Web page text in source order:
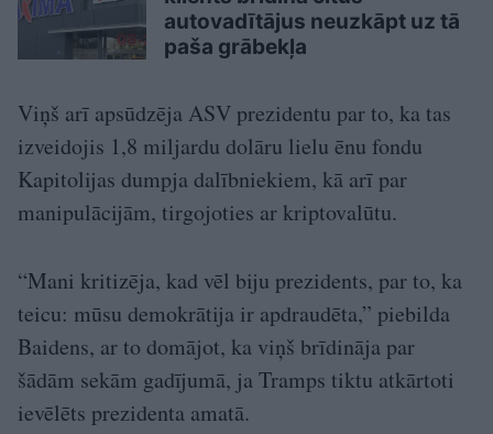
autovadītājus neuzkāpt uz tā
paša grābekļa
Viņš arī apsūdzēja ASV prezidentu par to, ka tas
izveidojis 1,8 miljardu dolāru lielu ēnu fondu
Kapitolijas dumpja dalībniekiem, kā arī par
manipulācijām, tirgojoties ar kriptovalūtu.
“Mani kritizēja, kad vēl biju prezidents, par to, ka
teicu: mūsu demokrātija ir apdraudēta,” piebilda
Baidens, ar to domājot, ka viņš brīdināja par
šādām sekām gadījumā, ja Tramps tiktu atkārtoti
ievēlēts prezidenta amatā.